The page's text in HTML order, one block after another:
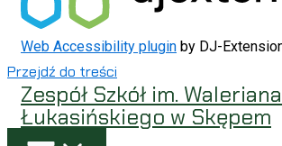
Web Accessibility plugin by DJ-
Przejdź do treści
Zespół Szkół im. Waleriana
Łukasińskiego w Skępem